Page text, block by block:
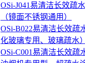
OSi-J041易清洁长效疏
（镜面不锈钢通用）
OSi-B022易清洁长效疏
化玻璃专用、玻璃疏水）
OSi-C001易清洁长效疏